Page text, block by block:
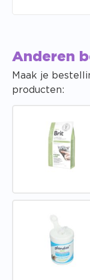
Anderen
Maak je
producten: